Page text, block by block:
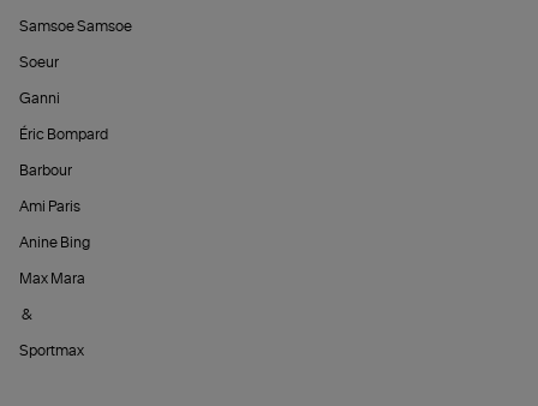
Samsoe Samsoe
Soeur
Ganni
Éric Bompard
Barbour
Ami Paris
Anine Bing
Max Mara
&
Sportmax